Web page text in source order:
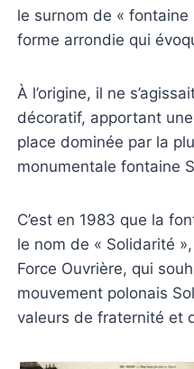
le surnom de «
forme arrondie qui
À l’origine, il ne
décoratif, apportant
place dominée par la
monumentale fontaine
C’est en 1983 que la
le nom de « Solidarité
Force Ouvrière, qui
mouvement polonais
valeurs de fraternité et